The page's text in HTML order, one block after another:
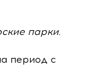
парки.
период с